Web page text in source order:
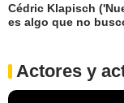
Cédric Klapisch
es algo que no
Actores y